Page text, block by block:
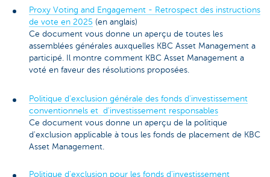
Proxy Voting and Engagement - Retrospect des instructions
de vote en 2025 (en anglais)
Ce document vous donne un aperçu de toutes les
assemblées générales auxquelles KBC Asset Management a
participé. Il montre comment KBC Asset Management a
voté en faveur des résolutions proposées.
Politique d'exclusion générale des fonds d'investissement
conventionnels et d'investissement responsables
Ce document vous donne un aperçu de la politique
d'exclusion applicable à tous les fonds de placement de KBC
Asset Management.
Politique d'exclusion pour les fonds d'investissement